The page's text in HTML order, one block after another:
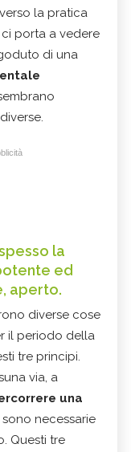
la pratica
porta a vedere
di una
la
ed
aperto.
diverse cose
il periodo della
tre principi.
via, a
una
necessarie
Questi tre